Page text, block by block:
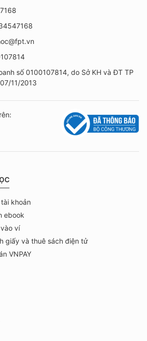
số 0100107814, do Sở KH và ĐT TP
11/2013
khoản
ebook
ví
giấy và thuê sách điện tử
VNPAY